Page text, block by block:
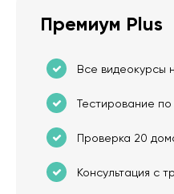
Премиум Plus
Все видеокурсы
Тестирование
Проверка 20
Консультация с